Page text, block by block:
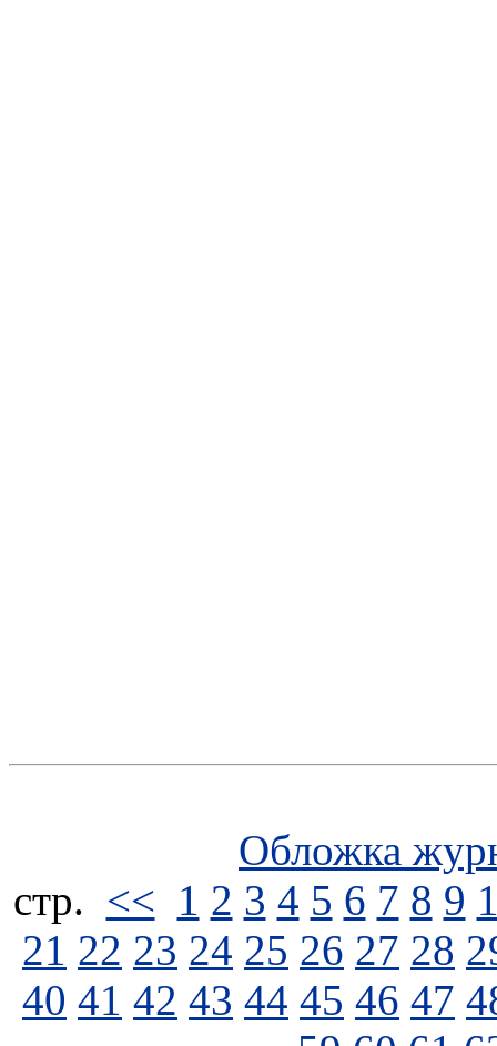
Обложка
стp. << 1 2 3 4 5 6 7 8 9
21 22 23 24 25 26 27 28
40 41 42 43 44 45 46 47